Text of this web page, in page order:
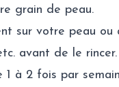
grain de peau.
sur votre peau ou
avant de le rincer.
1 à 2 fois par